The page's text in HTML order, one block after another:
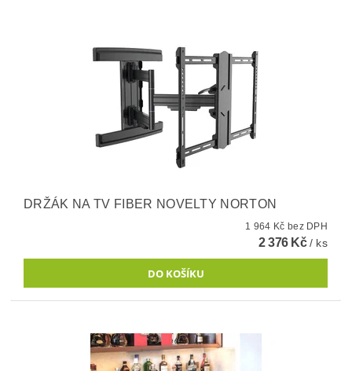
DRŽÁK NA TV FIBER NOVELTY NORTON
1 964 Kč bez DPH
2 376 Kč/ ks